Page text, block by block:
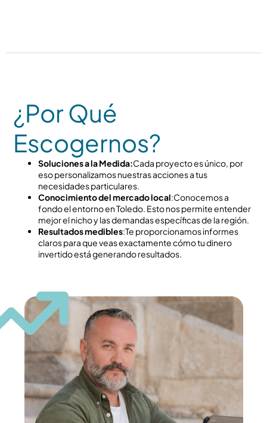
¿Por Qué
Escogernos?
Soluciones a la Medida:Cada proyecto es único, por
eso personalizamos nuestras acciones a tus
necesidades particulares.
Conocimiento del mercado local:Conocemos a
fondo el entorno en Toledo. Esto nos permite entender
mejor el nicho y las demandas específicas de la región.
Resultados medibles:Te proporcionamos informes
claros para que veas exactamente cómo tu dinero
invertido está generando resultados.